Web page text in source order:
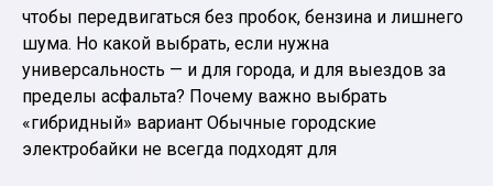
чтобы передвигаться без пробок, бензина и лишнего
шума. Но какой выбрать, если нужна
универсальность — и для города, и для выездов за
пределы асфальта? Почему важно выбрать
«гибридный» вариант Обычные городские
электробайки не всегда подходят для